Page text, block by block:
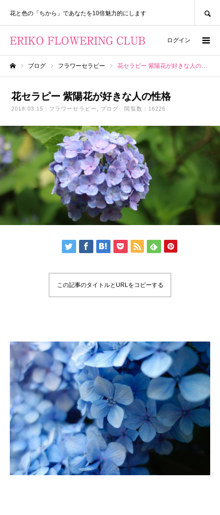
花と色の「ちから」であなたを10倍魅力的にします
ログイン
ブログ フラワーセラピー 花セラピー 紫陽花が好きな人の性格
花セラピー 紫陽花が好きな人の性格
2018.03.15 フラワーセラピー ブログ 閲覧数：16226
この記事のタイトルとURLをコピーする